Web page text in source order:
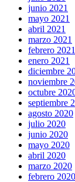
junio 2021
mayo 2021
abril 2021
marzo 2021
febrero 2021
enero 2021
diciembre
noviembre
octubre
septiembre
agosto 2020
julio 2020
junio 2020
mayo 2020
abril 2020
marzo 2020
febrero 2020